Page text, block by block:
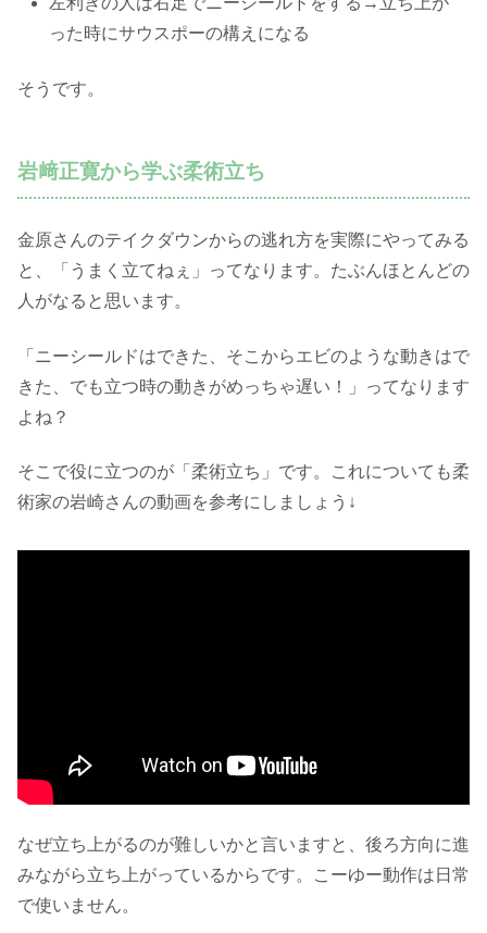
った時にサウスポーの構えになる
そうです。
岩﨑正寛から学ぶ柔術立ち
金原さんのテイクダウンからの逃れ方を実際にやってみる
と、「うまく立てねぇ」ってなります。たぶんほとんどの
人がなると思います。
「ニーシールドはできた、そこからエビのような動きはで
きた、でも立つ時の動きがめっちゃ遅い！」ってなります
よね？
そこで役に立つのが「柔術立ち」です。これについても柔
術家の岩崎さんの動画を参考にしましょう↓
なぜ立ち上がるのが難しいかと言いますと、後ろ方向に進
みながら立ち上がっているからです。こーゆー動作は日常
で使いません。